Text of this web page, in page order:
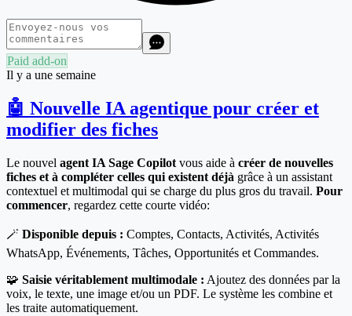
Paid add-on
Il y a une semaine
🤖 Nouvelle IA agentique pour créer et
modifier des fiches
Le nouvel agent IA Sage Copilot vous aide à créer de nouvelles
fiches et à compléter celles qui existent déjà grâce à un assistant
contextuel et multimodal qui se charge du plus gros du travail. Pour
commencer, regardez cette courte vidéo:
🪄 Disponible depuis : Comptes, Contacts, Activités, Activités
WhatsApp, Événements, Tâches, Opportunités et Commandes.
🧩 Saisie véritablement multimodale : Ajoutez des données par la
voix, le texte, une image et/ou un PDF. Le système les combine et
les traite automatiquement.